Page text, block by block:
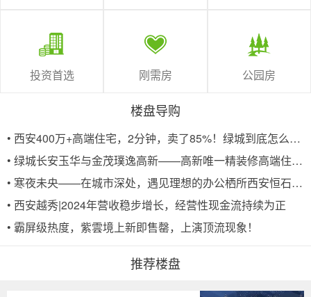
投资首选 刚需房 公园房
楼盘导购
• 西安400万+高端住宅，2分钟，卖了85%！绿城到底怎么了？
• 绿城长安玉华与金茂璞逸高新——高新唯一精装修高端住宅项目
• 寒夜未央——在城市深处，遇见理想的办公栖所西安恒石国际A座
• 西安越秀|2024年营收稳步增长，经营性现金流持续为正
• 霸屏级热度，紫雲境上新即售罄，上演顶流现象！
推荐楼盘